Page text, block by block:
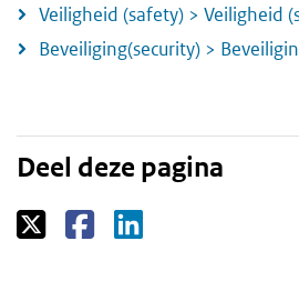
Veiligheid (safety) > Veiligheid
Beveiliging(security) >
Deel deze pagina